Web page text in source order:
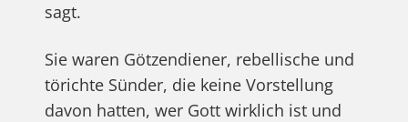
sagt.
Sie waren Götzendiener, rebellische und
törichte Sünder, die keine Vorstellung
davon hatten, wer Gott wirklich ist und